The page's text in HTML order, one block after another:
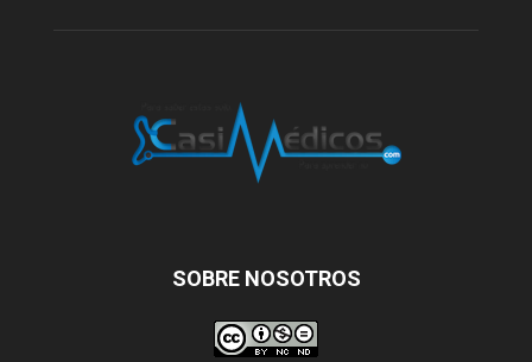
SOBRE NOSOTROS